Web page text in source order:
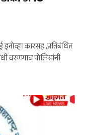
कारसह ,प्रतिबंधित
वरणगाव पोलिसांनी